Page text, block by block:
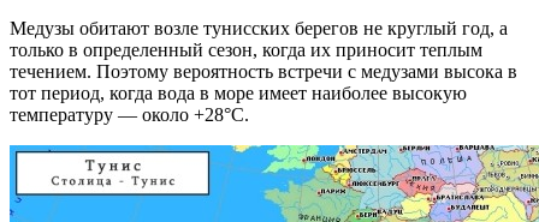
Медузы обитают возле тунисских берегов не круглый год, а
только в определенный сезон, когда их приносит теплым
течением. Поэтому вероятность встречи с медузами высока в
тот период, когда вода в море имеет наиболее высокую
температуру — около +28°C.